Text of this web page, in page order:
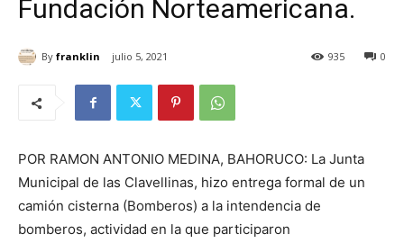
Fundación Norteamericana.
By franklin julio 5, 2021 0
935
POR RAMON ANTONIO MEDINA, BAHORUCO: La Junta
Municipal de las Clavellinas, hizo entrega formal de un
camión cisterna (Bomberos) a la intendencia de
bomberos, actividad en la que participaron